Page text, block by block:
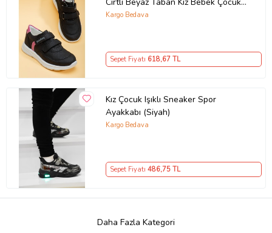
Spor Ayakkabı
Kargo Bedava
Sepet Fiyatı 618,67 TL
Kız Çocuk Işıklı Sneaker Spor
Ayakkabı (Siyah)
Kargo Bedava
Sepet Fiyatı 486,75 TL
Daha Fazla Kategori